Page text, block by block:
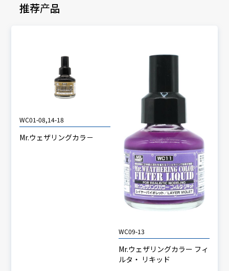
推荐产品
WC01-08,14-18
Mr.ウェザリングカラ－
WC09-13
Mr.ウェザリングカラー フィ
ルタ・ リキッド